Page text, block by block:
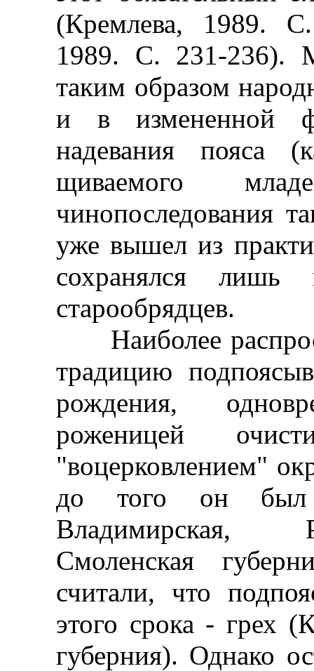
(Кремлева, 1989.
1989. С. 231-236).
таким образом
и в измененной
надевания пояса
щиваемого
чинопоследования
уже вышел из
сохранялся
старообрядцев.
Наиболее
традицию
рождения,
роженицей
"воцерковлением"
до того он был
Владимирская,
Смоленская
считали, что
этого срока - грех
губерния). Однако